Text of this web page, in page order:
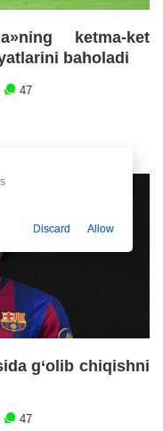
ketma-ket
baholadi
47
g‘olib chiqishni
47
Discard Allow